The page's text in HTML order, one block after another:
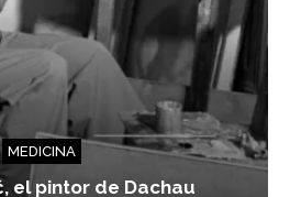
MEDICINA
el pintor de Dachau